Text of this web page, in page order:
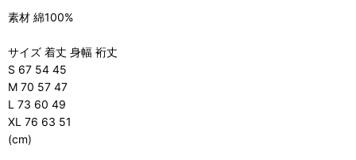
素材 綿100%
サイズ 着丈 身幅 裄丈
S 67 54 45
M 70 57 47
L 73 60 49
XL 76 63 51
(cm)